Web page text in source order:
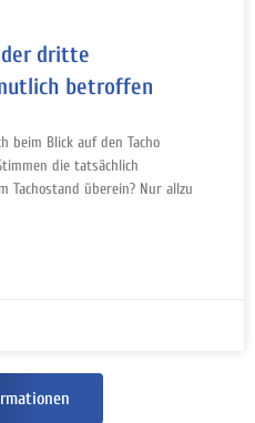
dritte
betroffen
beim Blick auf den Tacho
die tatsächlich
Tachostand überein? Nur allzu